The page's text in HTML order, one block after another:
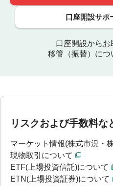
口座開設サポ
口座開設からお
移管（振替）につ
リスクおよび手数料な
マーケット情報(株式市況・
現物取引について
ETF(上場投資信託)について
ETN(上場投資証券)について